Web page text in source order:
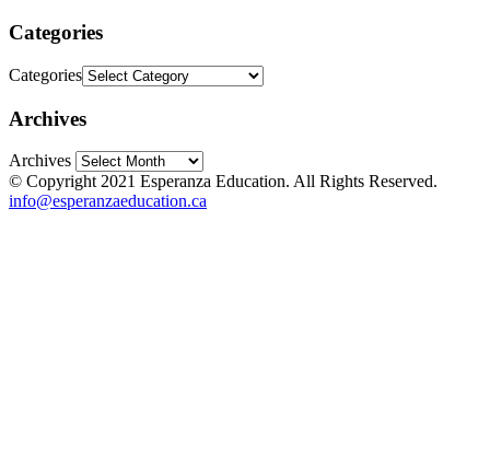
Categories
Categories
Archives
Archives
© Copyright 2021 Esperanza Education. All Rights Reserved.
info@esperanzaeducation.ca